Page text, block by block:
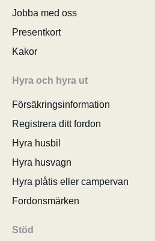
Jobba med oss
Presentkort
Kakor
Hyra och hyra ut
Försäkringsinformation
Registrera ditt fordon
Hyra husbil
Hyra husvagn
Hyra plåtis eller campervan
Fordonsmärken
Stöd